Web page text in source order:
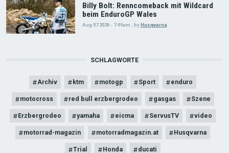
Billy Bolt: Renncomeback mit Wildcard
beim EnduroGP Wales
Aug 07 2026 - 7:49am byHusqvarna
SCHLAGWORTE
Archiv ktm motogp Sport enduro
motocross red bull erzbergrodeo gasgas Szene
Erzbergrodeo yamaha eicma ServusTV video
motorrad-magazin motorradmagazin.at Husqvarna
Trial Honda ducati